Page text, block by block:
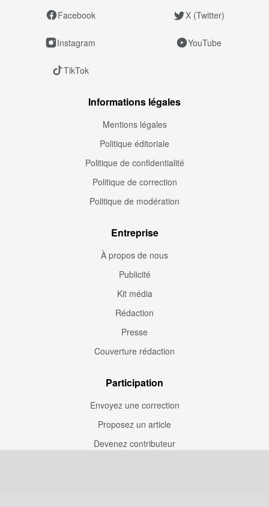
Facebook X (Twitter)
Instagram YouTube
TikTok
Informations légales
Mentions légales
Politique éditoriale
Politique de confidentialité
Politique de correction
Politique de modération
Entreprise
À propos de nous
Publicité
Kit média
Rédaction
Presse
Couverture rédaction
Participation
Envoyez une correction
Proposez un article
Devenez contributeur